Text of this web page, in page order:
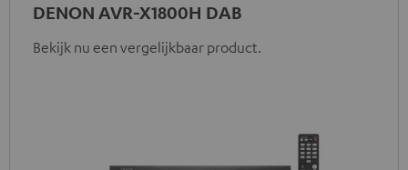
DENON AVR-X1800H DAB
Bekijk nu een vergelijkbaar product.